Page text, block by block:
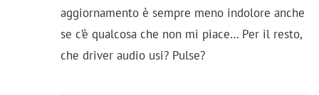
aggiornamento è sempre meno indolore anche
se c’è qualcosa che non mi piace… Per il resto,
che driver audio usi? Pulse?